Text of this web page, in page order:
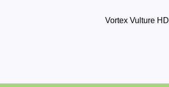
Vortex Vulture HD